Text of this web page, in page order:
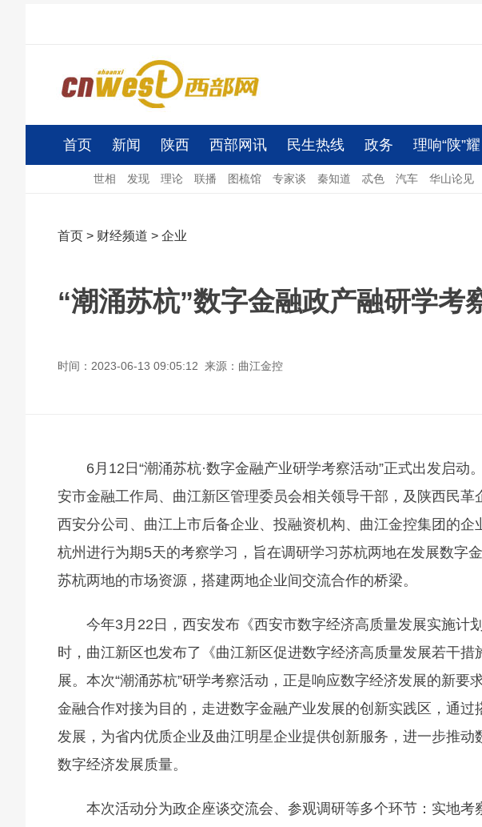
首页 新闻 陕西 西部网讯 民生热线 政务 理响“陕”耀
世相 发现 理论 联播 图梳馆 专家谈 秦知道 忒色 汽车 华山论见
首页 > 财经频道 > 企业
“潮涌苏杭”数字金融政产融研学考
时间：2023-06-13 09:05:12 来源：曲江金控
6月12日“潮涌苏杭·数字金融产业研学考察活动”正式出发启
安市金融工作局、曲江新区管理委员会相关领导干部，及陕西民
西安分公司、曲江上市后备企业、投融资机构、曲江金控集团的企
杭州进行为期5天的考察学习，旨在调研学习苏杭两地在发展数字
苏杭两地的市场资源，搭建两地企业间交流合作的桥梁。
今年3月22日，西安发布《西安市数字经济高质量发展实施计
时，曲江新区也发布了《曲江新区促进数字经济高质量发展若干
展。本次“潮涌苏杭”研学考察活动，正是响应数字经济发展的新要
金融合作对接为目的，走进数字金融产业发展的创新实践区，通
发展，为省内优质企业及曲江明星企业提供创新服务，进一步推
数字经济发展质量。
本次活动分为政企座谈交流会、参观调研等多个环节：实地